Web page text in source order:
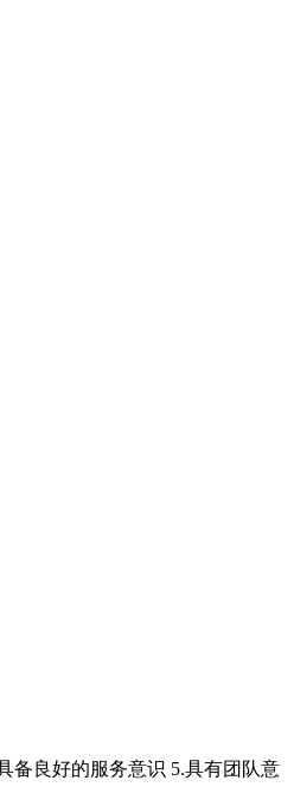
备良好的服务意识 5.具有团队意